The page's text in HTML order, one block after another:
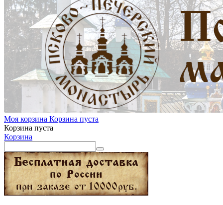
Моя корзина Корзина пуста
Корзина пуста
Корзина